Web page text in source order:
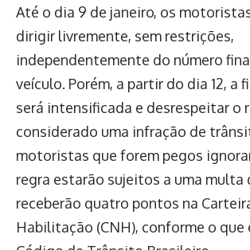
Até o dia 9 de janeiro, os
dirigir livremente, sem restrições,
independentemente do número
veículo. Porém, a partir do dia 12, a
será intensificada e desrespeitar o
considerado uma infração de
motoristas que forem pegos
regra estarão sujeitos a uma multa
receberão quatro pontos na
Habilitação (CNH), conforme o que